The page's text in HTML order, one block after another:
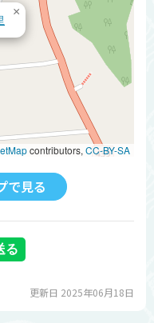
×
contributors, CC-BY-SA
で見る
更新日 2025年06月18日